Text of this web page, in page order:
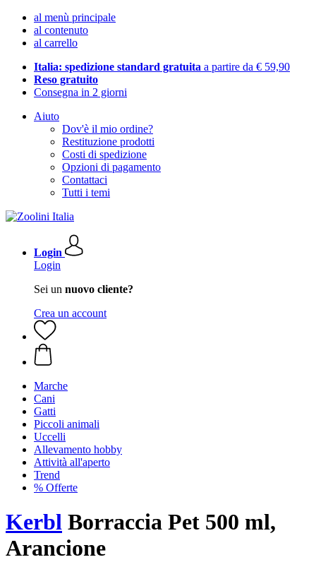
al menù principale
al contenuto
al carrello
Italia: spedizione standard gratuita a partire da € 59,90
Reso gratuito
Consegna in 2 giorni
Aiuto
Dov'è il mio ordine?
Restituzione prodotti
Costi di spedizione
Opzioni di pagamento
Contattaci
Tutti i temi
Login
Login
Sei un nuovo cliente?
Crea un account
Marche
Cani
Gatti
Piccoli animali
Uccelli
Allevamento hobby
Attività all'aperto
Trend
% Offerte
Kerbl Borraccia Pet 500 ml,
Arancione